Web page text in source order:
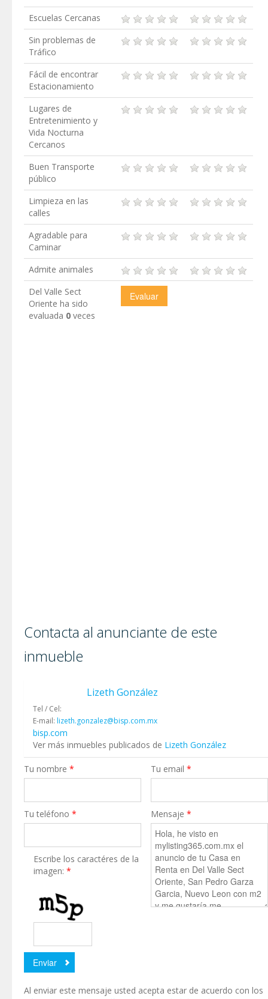
Escuelas Cercanas
Sin problemas de
Tráfico
Fácil de encontrar
Estacionamiento
Lugares de
Entretenimiento y
Vida Nocturna
Cercanos
Buen Transporte
público
Limpieza en las
calles
Agradable para
Caminar
Admite animales
Del Valle Sect
Oriente ha sido
evaluada 0 veces
Contacta al anunciante de este
inmueble
Lizeth González
Tel / Cel:
E-mail: lizeth.gonzalez@bisp.com.mx
bisp.com
Ver más inmuebles publicados de Lizeth González
Tu nombre * Tu email*
Tu teléfono * Mensaje*
Escribe los caractéres de la
imagen:*
Al enviar este mensaje usted acepta estar de acuerdo con los